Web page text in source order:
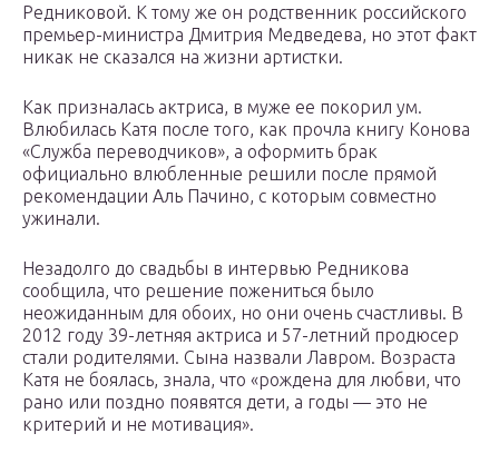
Редниковой. К тому же он родственник российского
премьер-министра Дмитрия Медведева, но этот факт
никак не сказался на жизни артистки.
Как призналась актриса, в муже ее покорил ум.
Влюбилась Катя после того, как прочла книгу Конова
«Служба переводчиков», а оформить брак
официально влюбленные решили после прямой
рекомендации Аль Пачино, с которым совместно
ужинали.
Незадолго до свадьбы в интервью Редникова
сообщила, что решение пожениться было
неожиданным для обоих, но они очень счастливы. В
2012 году 39-летняя актриса и 57-летний продюсер
стали родителями. Сына назвали Лавром. Возраста
Катя не боялась, знала, что «рождена для любви, что
рано или поздно появятся дети, а годы — это не
критерий и не мотивация».